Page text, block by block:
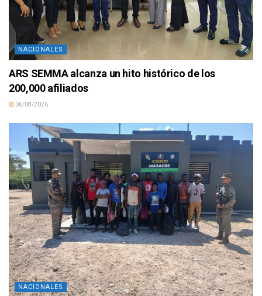
NACIONALES
ARS SEMMA alcanza un hito histórico de los
200,000 afiliados
06/08/2026
NACIONALES